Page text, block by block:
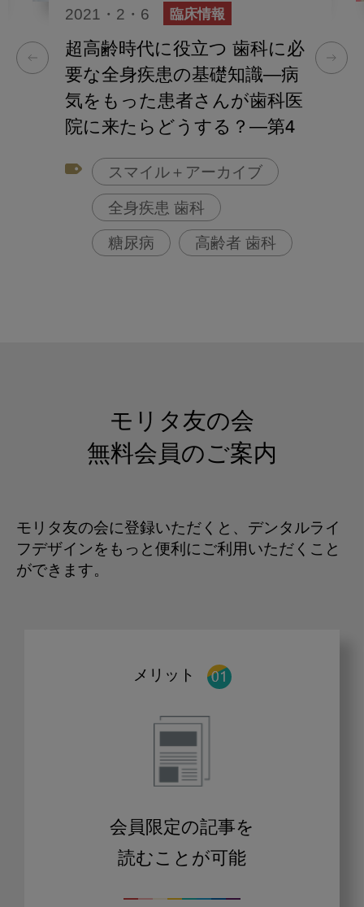
2021・2・6 臨床情報
超高齢時代に役立つ 歯科に必
要な全身疾患の基礎知識―病
気をもった患者さんが歯科医
院に来たらどうする？―第4
回：糖尿病の患者さんへの対
スマイル＋アーカイブ
全身疾患 歯科
糖尿病 高齢者 歯科
モリタ友の会
無料会員のご案内
モリタ友の会に登録いただくと、デンタルライ
フデザインをもっと便利にご利用いただくこと
ができます。
メリット
会員限定の記事を
読むことが可能